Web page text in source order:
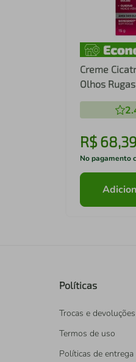
Creme
Olhos
15g
R$ 68,39
No pagamento
Políticas
Trocas e devoluções
Termos de uso
Políticas de entrega